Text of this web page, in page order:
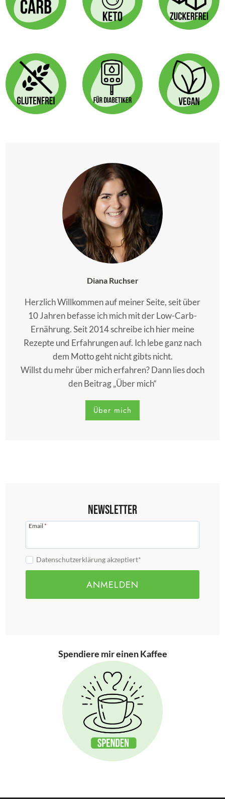
Diana Ruchser
Herzlich Willkommen auf meiner Seite, seit über
10 Jahren befasse ich mich mit der Low-Carb-
Ernährung. Seit 2014 schreibe ich hier meine
Rezepte und Erfahrungen auf. Ich lebe ganz nach
dem Motto geht nicht gibts nicht.
Willst du mehr über mich erfahren? Dann lies doch
den Beitrag „Über mich“
Über mich
Newsletter
Email *
Datenschutzerklärung akzeptiert*
ANMELDEN
Spendiere mir einen Kaffee